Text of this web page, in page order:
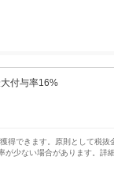
付与率16%
得できます。原則として税抜
が少ない場合があります。詳